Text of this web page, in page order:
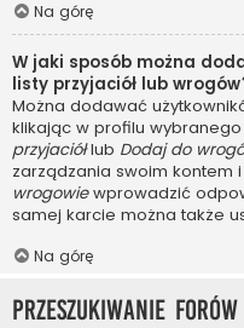
Na górę
W jaki sposób można
listy przyjaciół lub
Można dodawać
klikając w profilu
przyjaciółlub Dodaj do
zarządzania swoim kontem
wrogowiewprowadzić
samej karcie można także
Na górę
Przeszukiwanie forów